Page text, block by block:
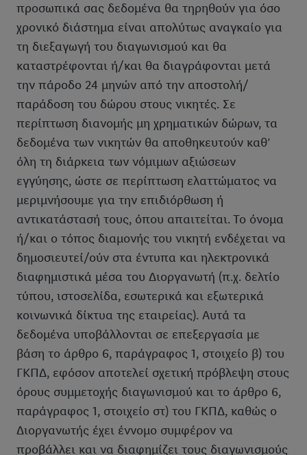
προσωπικά σας δεδομένα θα τηρηθούν για όσο
χρονικό διάστημα είναι απολύτως αναγκαίο για
τη διεξαγωγή του διαγωνισμού και θα
καταστρέφονται ή/και θα διαγράφονται μετά
την πάροδο 24 μηνών από την αποστολή/
παράδοση του δώρου στους νικητές. Σε
περίπτωση διανομής μη χρηματικών δώρων, τα
δεδομένα των νικητών θα αποθηκευτούν καθ’
όλη τη διάρκεια των νόμιμων αξιώσεων
εγγύησης, ώστε σε περίπτωση ελαττώματος να
μεριμνήσουμε για την επιδιόρθωση ή
αντικατάστασή τους, όπου απαιτείται. Το όνομα
ή/και ο τόπος διαμονής του νικητή ενδέχεται να
δημοσιευτεί/ούν στα έντυπα και ηλεκτρονικά
διαφημιστικά μέσα του Διοργανωτή (π.χ. δελτίο
τύπου, ιστοσελίδα, εσωτερικά και εξωτερικά
κοινωνικά δίκτυα της εταιρείας). Αυτά τα
δεδομένα υποβάλλονται σε επεξεργασία με
βάση το άρθρο 6, παράγραφος 1, στοιχείο β) του
ΓΚΠΔ, εφόσον αποτελεί σχετική πρόβλεψη στους
όρους συμμετοχής διαγωνισμού και το άρθρο 6,
παράγραφος 1, στοιχείο στ) του ΓΚΠΔ, καθώς ο
Διοργανωτής έχει έννομο συμφέρον να
προβάλλει και να διαφημίζει τους διαγωνισμούς